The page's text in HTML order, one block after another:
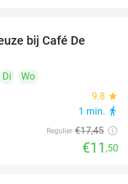
bij Café De
Di
Wo
9.8 star
1 min. directions_walk
Regulier €17,45
€11 ,50